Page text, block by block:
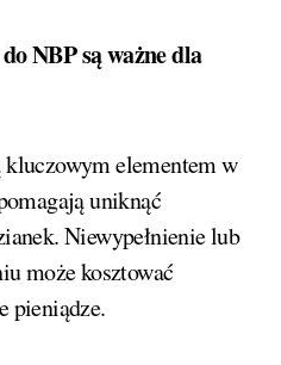
NBP są ważne dla
kluczowym elementem w
uniknąć
Niewypełnienie lub
może kosztować
pieniądze.